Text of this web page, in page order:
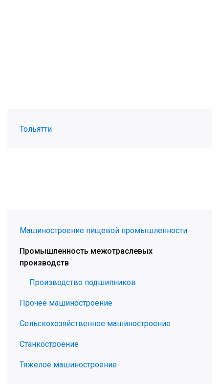
Тольятти
Машиностроение пищевой промышленности
Промышленность межотраслевых
производств
Производство подшипников
Прочее машиностроение
Сельскохозяйственное машиностроение
Станкостроение
Тяжелое машиностроение